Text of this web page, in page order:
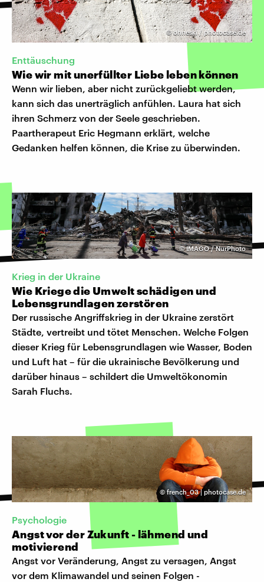
©ohneski / photocase.de
Enttäuschung
Wie wir mit unerfüllter Liebe leben können
Wenn wir lieben, aber nicht zurückgeliebt werden,
kann sich das unerträglich anfühlen. Laura hat sich
ihren Schmerz von der Seele geschrieben.
Paartherapeut Eric Hegmann erklärt, welche
Gedanken helfen können, die Krise zu überwinden.
©IMAGO / NurPhoto
Krieg in der Ukraine
Wie Kriege die Umwelt schädigen und
Lebensgrundlagen zerstören
Der russische Angriffskrieg in der Ukraine zerstört
Städte, vertreibt und tötet Menschen. Welche Folgen
dieser Krieg für Lebensgrundlagen wie Wasser, Boden
und Luft hat – für die ukrainische Bevölkerung und
darüber hinaus – schildert die Umweltökonomin
Sarah Fluchs.
©french_03 | photocase.de
Psychologie
Angst vor der Zukunft - lähmend und
motivierend
Angst vor Veränderung, Angst zu versagen, Angst
vor dem Klimawandel und seinen Folgen -